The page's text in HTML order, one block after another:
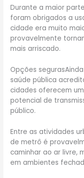
Durante a maior
foram obrigados a
cidade era muito
provavelmente
mais arriscado.
Opções
saúde pública
cidades oferecem
potencial de
público.
Entre as atividades
de metrô é
caminhar ao ar livre,
em ambientes